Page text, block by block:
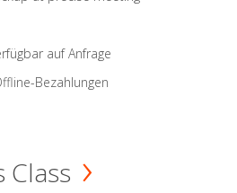
auf Anfrage
Bezahlungen
Class